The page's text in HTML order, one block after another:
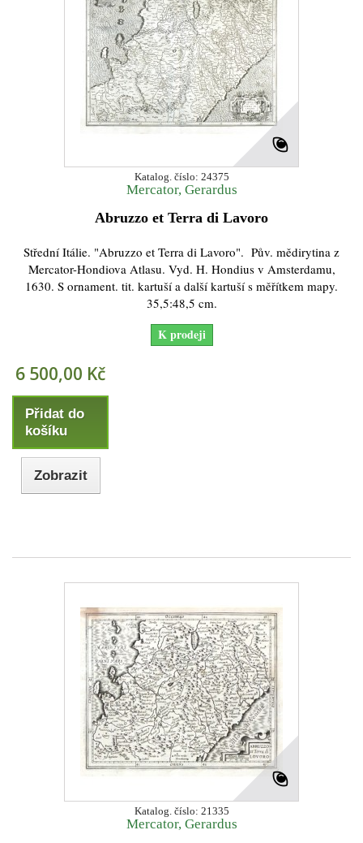
Katalog. číslo: 24375
Mercator, Gerardus
Abruzzo et Terra di Lavoro
Střední Itálie. "Abruzzo et Terra di Lavoro". Pův. mědirytina z
Mercator-Hondiova Atlasu. Vyd. H. Hondius v Amsterdamu,
1630. S ornament. tit. kartuší a další kartuší s měřítkem mapy.
35,5:48,5 cm.
K prodeji
6 500,00 Kč
Přidat do
košíku
Zobrazit
Katalog. číslo: 21335
Mercator, Gerardus